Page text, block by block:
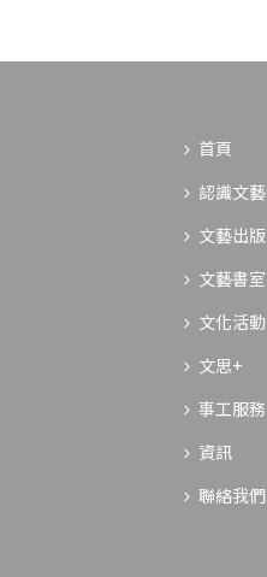
首頁
認識文藝
文藝出版
文藝書室
文化活動
文思+
事工服務
資訊
聯絡我們